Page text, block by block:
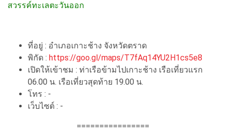
สวรรค์ทะเลตะวันออก
ที่อยู่ : อำเภอเกาะช้าง จังหวัดตราด
พิกัด : https://goo.gl/maps/T7fAq14YU2H1cs5e8
เปิดให้เข้าชม : ท่าเรือข้ามไปเกาะช้าง เรือเที่ยวแรก
06.00 น. เรือเที่ยวสุดท้าย 19.00 น.
โทร : -
เว็บไซต์ : -
================